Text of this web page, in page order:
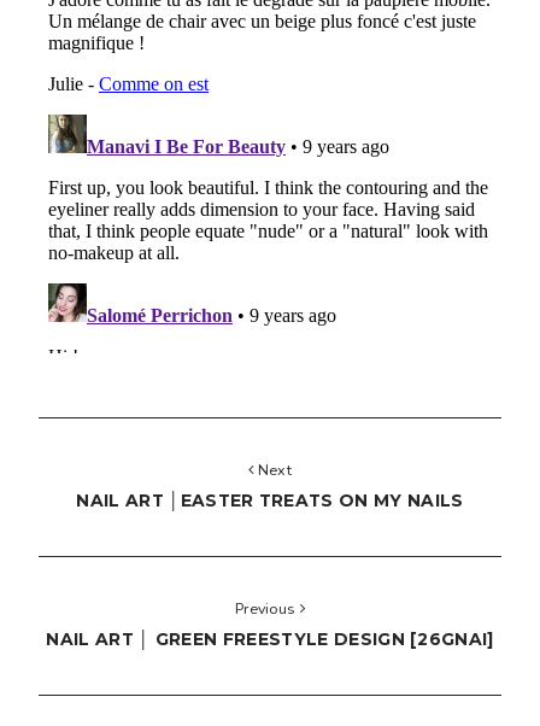
Next
NAIL ART │EASTER TREATS ON MY NAILS
Previous
NAIL ART │ GREEN FREESTYLE DESIGN [26GNAI]